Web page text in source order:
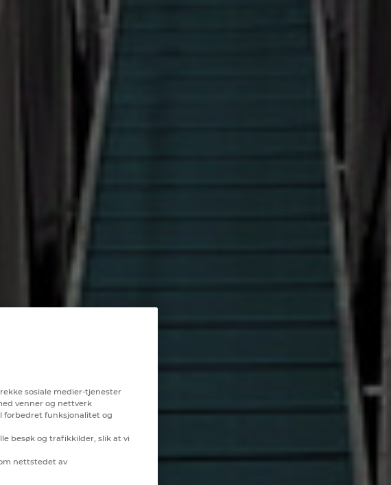
sosiale medier-tjenester
venner og nettverk
forbedret funksjonalitet og
besøk og trafikkilder, slik at vi
nettstedet av